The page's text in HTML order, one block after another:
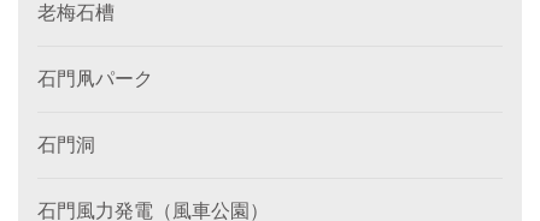
老梅石槽
石門凧パーク
石門洞
石門風力発電（風車公園）